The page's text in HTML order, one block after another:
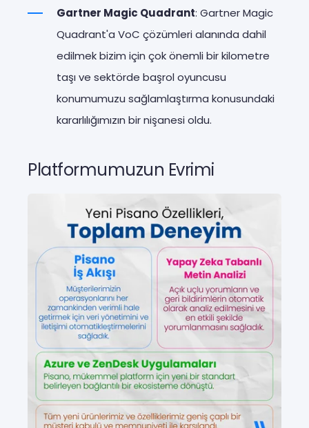
Gartner Magic Quadrant: Gartner Magic
Quadrant'a VoC çözümleri alanında dahil
edilmek bizim için çok önemli bir kilometre
taşı ve sektörde başrol oyuncusu
konumumuzu sağlamlaştırma konusundaki
kararlılığımızın bir nişanesi oldu.
Platformumuzun Evrimi